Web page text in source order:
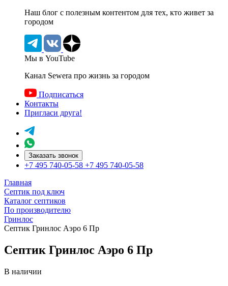
Наш блог c полезным контентом для тех, кто живет за
городом
Мы в YouTube
Канал Sewera про жизнь за городом
Подписаться
Контакты
Пригласи друга!
Заказать звонок
+7 495 740-05-58 +7 495 740-05-58
Главная
Септик под ключ
Каталог септиков
По производителю
Гринлос
Септик Гринлос Аэро 6 Пр
Септик Гринлос Аэро 6 Пр
В наличии